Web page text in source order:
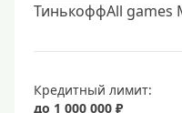
ТинькоффAll games
Кредитный лимит:
до 1 000 000 ₽